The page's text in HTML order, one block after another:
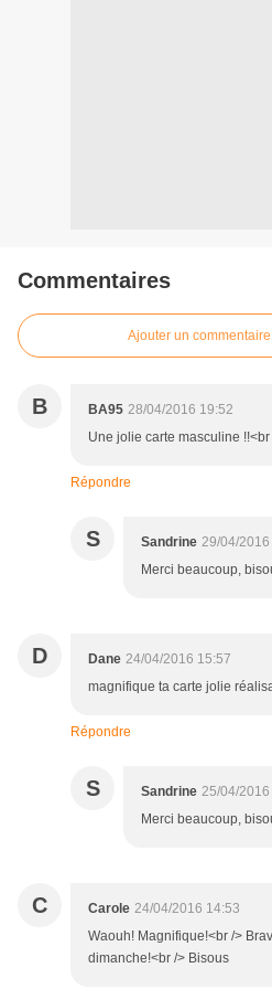
Commentaires
Ajouter un commentaire
B BA95 28/04/2016 19:52
Une jolie carte masculine
Répondre
S Sandrine 29/04/2016
Merci beaucoup,
D Dane 24/04/2016 15:57
magnifique ta carte jolie
Répondre
S Sandrine 25/04/2016
Merci beaucoup,
C Carole 24/04/2016 14:53
Waouh! Magnifique!<br />
dimanche!<br /> Bisous